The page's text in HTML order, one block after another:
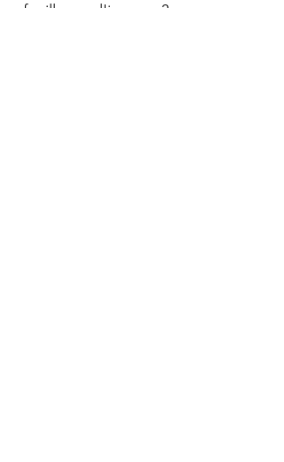
feuilles ou l'inverse ?